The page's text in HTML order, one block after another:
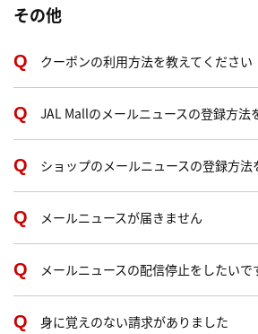
その他
クーポンの利用方法を教えてください
JAL Mallのメールニュースの登録方法
ショップのメールニュースの登録方法
メールニュースが届きません
メールニュースの配信停止をしたいで
身に覚えのない請求がありました